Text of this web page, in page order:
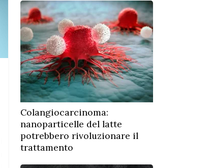
Colangiocarcinoma:
nanoparticelle del latte
potrebbero rivoluzionare il
trattamento